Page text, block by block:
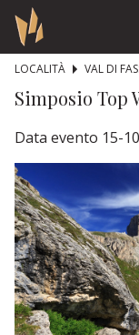
LOCALITÀ VAL DI
Simposio Top
Data evento 15-